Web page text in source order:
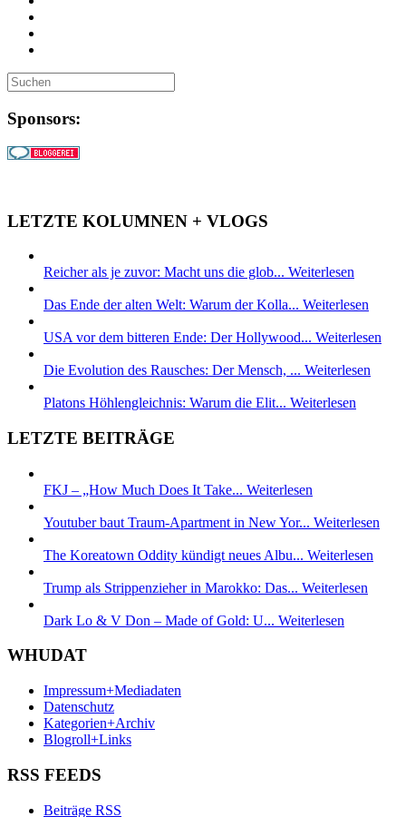
Sponsors:
LETZTE KOLUMNEN + VLOGS
Reicher als je zuvor: Macht uns die glob... Weiterlesen
Das Ende der alten Welt: Warum der Kolla... Weiterlesen
USA vor dem bitteren Ende: Der Hollywood... Weiterlesen
Die Evolution des Rausches: Der Mensch, ... Weiterlesen
Platons Höhlengleichnis: Warum die Elit... Weiterlesen
LETZTE BEITRÄGE
FKJ – „How Much Does It Take... Weiterlesen
Youtuber baut Traum-Apartment in New Yor... Weiterlesen
The Koreatown Oddity kündigt neues Albu... Weiterlesen
Trump als Strippenzieher in Marokko: Das... Weiterlesen
Dark Lo & V Don – Made of Gold: U... Weiterlesen
WHUDAT
Impressum+Mediadaten
Datenschutz
Kategorien+Archiv
Blogroll+Links
RSS FEEDS
Beiträge RSS